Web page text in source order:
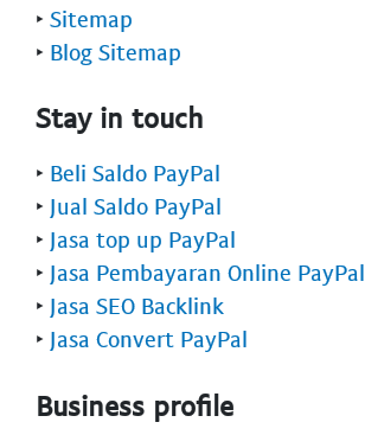
‣ Sitemap
‣ Blog Sitemap
Stay in touch
‣ Beli Saldo PayPal
‣ Jual Saldo PayPal
‣ Jasa top up PayPal
‣ Jasa Pembayaran Online PayPal
‣ Jasa SEO Backlink
‣ Jasa Convert PayPal
Business profile